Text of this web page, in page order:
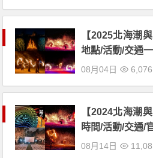
【2025北海潮
地點/活動/交通一
08月04日 6,076
【2024北海潮
時間/活動/交通/
08月14日